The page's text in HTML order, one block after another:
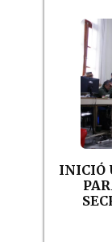
INICIÓ